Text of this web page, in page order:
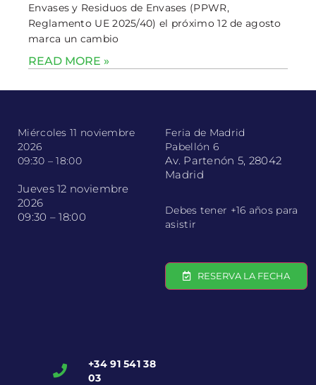
Envases y Residuos de Envases (PPWR,
Reglamento UE 2025/40) el próximo 12 de agosto
marca un cambio
READ MORE »
Miércoles 11 noviembre
2026
09:30 – 18:00
Jueves 12 noviembre
2026
09:30 – 18:00
Feria de Madrid
Pabellón 6
Av. Partenón 5, 28042
Madrid
Debes tener +16 años para
asistir
RESERVA LA FECHA
+34 91 541 38
03